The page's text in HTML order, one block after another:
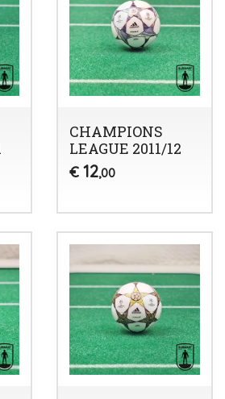
CHAMPIONS
LEAGUE 2011/12
€ 12,00